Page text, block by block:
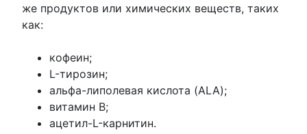
же продуктов или химических веществ, таких
как:
кофеин;
L-тирозин;
альфа-липолевая кислота (ALA);
витамин B;
ацетил-L-карнитин.